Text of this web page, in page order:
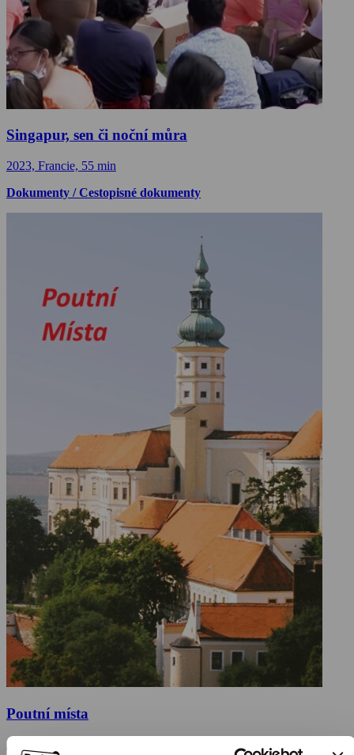
Singapur, sen či noční můra
2023, Francie, 55 min
Dokumenty / Cestopisné dokumenty
Poutní místa
2005, Česká republika, 17 min